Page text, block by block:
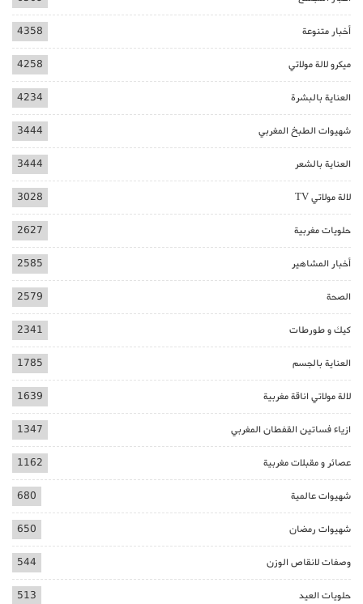
أخبار متنوعة 4358
ميكرو لالة مولاتي 4258
العناية بالبشرة 4234
شهيوات الطبخ المغربي 3444
العناية بالشعر 3444
لالة مولاتي TV 3028
حلويات مغربية 2627
أخبار المشاهير 2585
الصحة 2579
كيك و طورطات 2341
العناية بالجسم 1785
لالة مولاتي اناقة مغربية 1639
ازياء فساتين القفطان المغربي 1347
عصائر و مقبلات مغربية 1162
شهيوات عالمية 680
شهيوات رمضان 650
وصفات لانقاص الوزن 544
حلويات العيد 513